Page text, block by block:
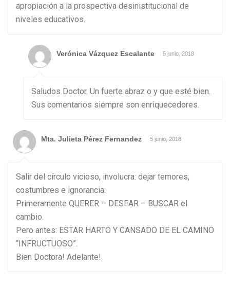
apropiación a la prospectiva desinistitucional de
niveles educativos.
Verónica Vázquez Escalante 5 junio, 2018
Saludos Doctor. Un fuerte abraz o y que esté bien.
Sus comentarios siempre son enriquecedores.
Mta. Julieta Pérez Fernandez 5 junio, 2018
Salir del círculo vicioso, involucra: dejar temores,
costumbres e ignorancia.
Primeramente QUERER – DESEAR – BUSCAR el
cambio.
Pero antes: ESTAR HARTO Y CANSADO DE EL CAMINO
“INFRUCTUOSO”.
Bien Doctora! Adelante!